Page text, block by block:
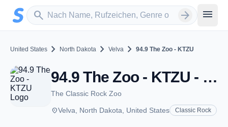
Zum Hauptinhalt springen
search
Sender suchen arrow_forward menu
United States chevron_right North Dakota chevron_right Velva chevron_right 94.9 The Zoo - KTZU
94.9 The Zoo - KTZU - FM 94.9 - Velva, ND
The Classic Rock Zoo
placeVelva, North Dakota, United States Classic Rock